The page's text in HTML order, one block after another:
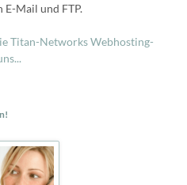
Mail und FTP.
Titan-Networks Webhosting-